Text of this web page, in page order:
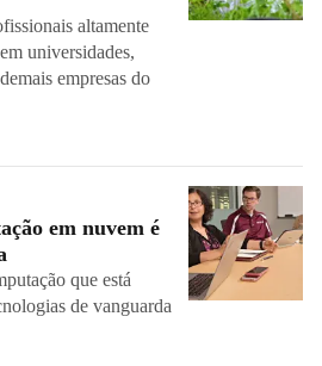
altamente
universidades,
empresas do
em nuvem é
que está
de vanguarda